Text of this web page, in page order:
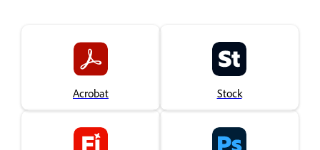
Acrobat Stock